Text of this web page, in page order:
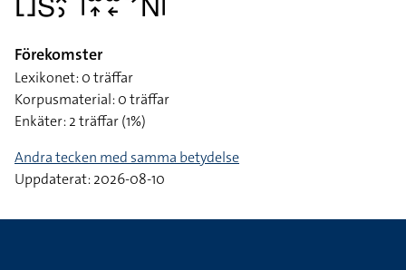
􌤓􌥅􌤵􌤶􌤟􌥼􌥱􌥾􌥱􌦈􌦆􌥌􌥼􌤟
Förekomster
Lexikonet: 0 träffar
Korpusmaterial: 0 träffar
Enkäter: 2 träffar (1%)
Andra tecken med samma betydelse
Uppdaterat: 2026-08-10